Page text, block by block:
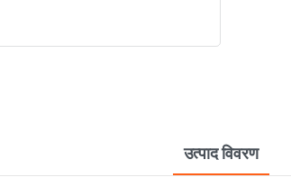
उत्पाद विवरण